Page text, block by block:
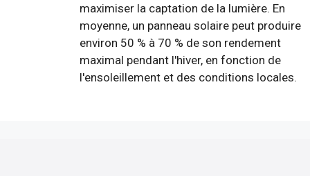
maximiser la captation de la lumière. En
moyenne, un panneau solaire peut produire
environ 50 % à 70 % de son rendement
maximal pendant l'hiver, en fonction de
l'ensoleillement et des conditions locales.